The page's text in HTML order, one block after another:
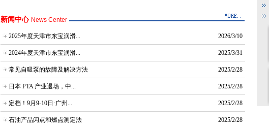
新闻中心 News Center
2025年度天津市东宝润滑... 2026/3/10
2024年度天津市东宝润滑... 2025/3/31
常见自吸泵的故障及解决方法 2025/2/28
日本 PTA 产业退场，中... 2025/2/28
定档！9月9-10日·广州... 2025/2/28
石油产品闪点和燃点测定法 2025/2/28